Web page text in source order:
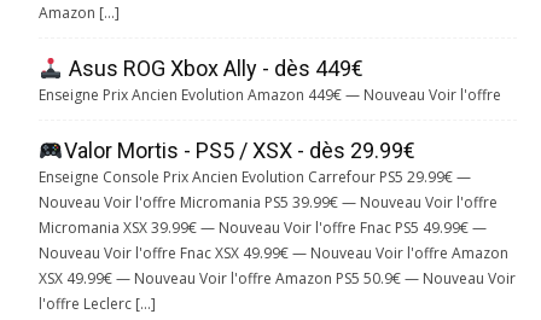
Amazon […]
Asus ROG Xbox Ally - dès 449€
Enseigne Prix Ancien Evolution Amazon 449€ — Nouveau Voir l'offre
Valor Mortis - PS5 / XSX - dès 29.99€
Enseigne Console Prix Ancien Evolution Carrefour PS5 29.99€ —
Nouveau Voir l'offre Micromania PS5 39.99€ — Nouveau Voir l'offre
Micromania XSX 39.99€ — Nouveau Voir l'offre Fnac PS5 49.99€ —
Nouveau Voir l'offre Fnac XSX 49.99€ — Nouveau Voir l'offre Amazon
XSX 49.99€ — Nouveau Voir l'offre Amazon PS5 50.9€ — Nouveau Voir
l'offre Leclerc […]